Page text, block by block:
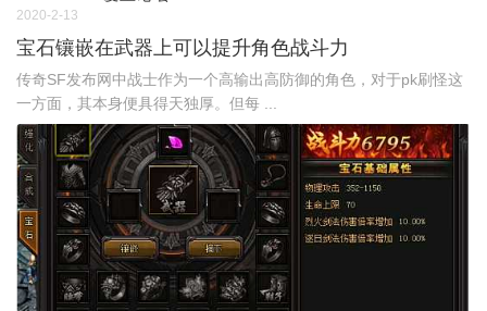
2020-2-13
宝石镶嵌在武器上可以提升角色战斗力
传奇SF发布网中战士作为一个高输出高防御的角色，对于pk刷怪这
一方面，其本身便具得天独厚。但每 ...